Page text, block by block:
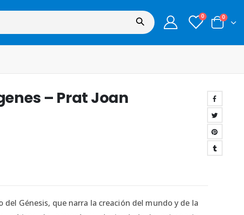
0 0
– Prat Joan
Génesis, que narra la creación del mundo y de la